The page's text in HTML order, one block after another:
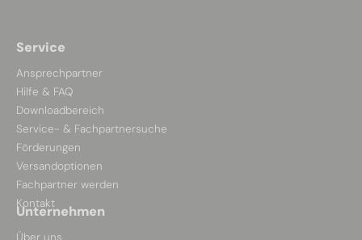
Service
Ansprechpartner
Hilfe & FAQ
Downloadbereich
Service- & Fachpartnersuche
Förderungen
Versandoptionen
Fachpartner werden
Kontakt
Unternehmen
Über uns